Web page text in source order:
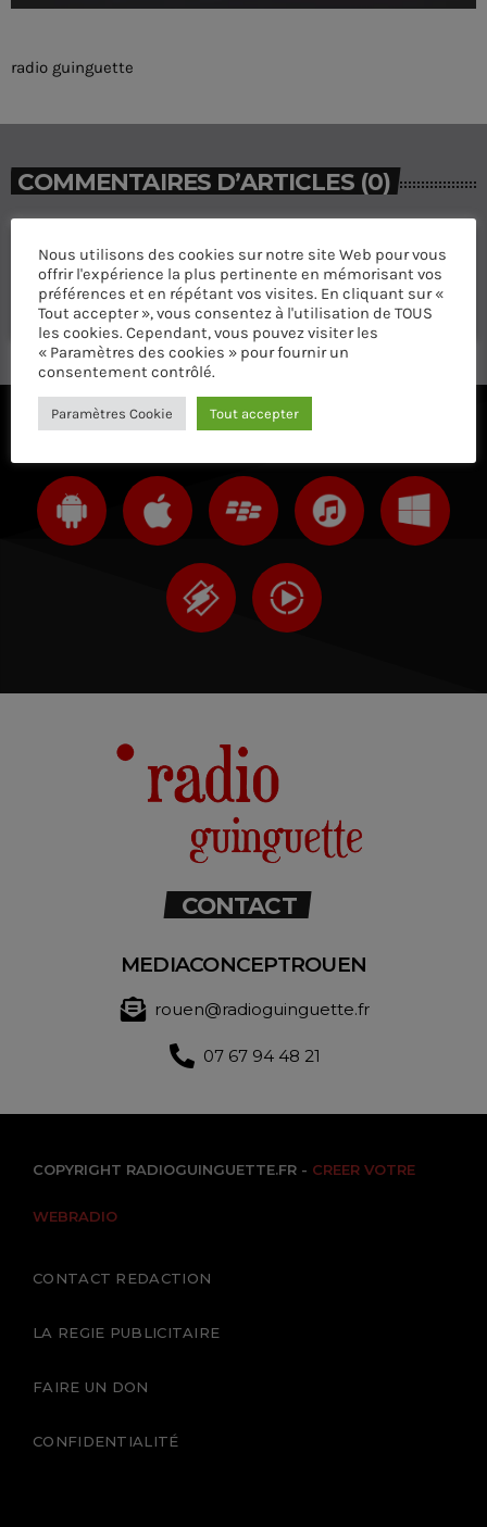
radio guinguette
COMMENTAIRES D’ARTICLES (0)
Laisser une réponse
Vous devez être connecté pour ajouter un commentaire.
Connectez-vous maintenant
CONTACT
MEDIACONCEPTROUEN
rouen@radioguinguette.fr
07 67 94 48 21
COPYRIGHT RADIOGUINGUETTE.FR - CREER VOTRE
WEBRADIO
CONTACT REDACTION
LA REGIE PUBLICITAIRE
FAIRE UN DON
CONFIDENTIALITÉ
Nous utilisons des cookies sur notre site Web pour vous
offrir l'expérience la plus pertinente en mémorisant vos
préférences et en répétant vos visites. En cliquant sur «
Tout accepter », vous consentez à l'utilisation de TOUS
les cookies. Cependant, vous pouvez visiter les
« Paramètres des cookies » pour fournir un
consentement contrôlé.
Paramètres Cookie Tout accepter